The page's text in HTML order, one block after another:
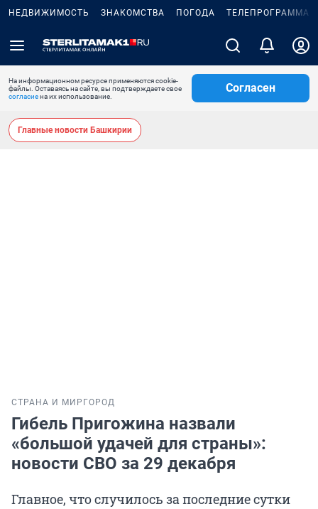
НЕДВИЖИМОСТЬ ЗНАКОМСТВА ПОГОДА ТЕЛЕПРОГРАММА
На информационном ресурсе применяются cookie-
файлы. Оставаясь на сайте, вы подтверждаете свое
согласиена их использование.
Согласен
Главные новости Башкирии
СТРАНА И МИР ГОРОД
Гибель Пригожина назвали
«большой удачей для страны»:
новости СВО за 29 декабря
Главное, что случилось за последние сутки